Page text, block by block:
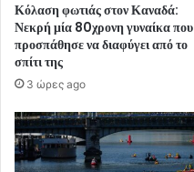
Κόλαση φωτιάς στον Καναδά:
Νεκρή μία 80χρονη γυναίκα που
προσπάθησε να διαφύγει από το
σπίτι της
3 ώρες ago